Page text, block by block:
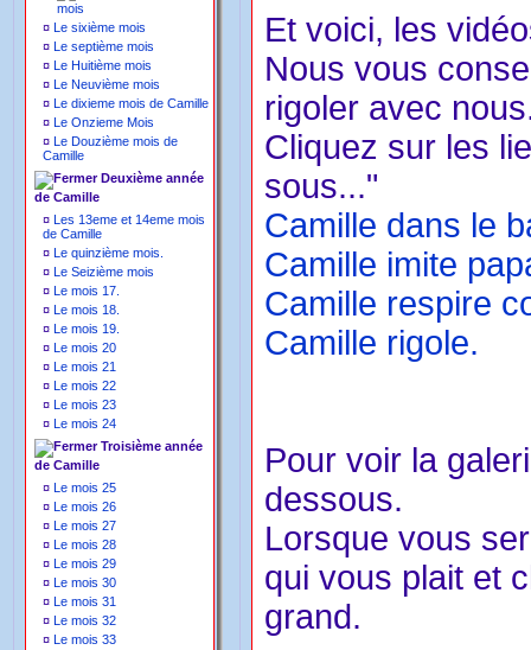
mois
¤ Le sixième mois
¤ Le septième mois
¤ Le Huitième mois
¤ Le Neuvième mois
¤ Le dixieme mois de Camille
¤ Le Onzieme Mois
¤ Le Douzième mois de
Camille
Deuxième année
de Camille
¤ Les 13eme et 14eme mois
de Camille
¤ Le quinzième mois.
¤ Le Seizième mois
¤ Le mois 17.
¤ Le mois 18.
¤ Le mois 19.
¤ Le mois 20
¤ Le mois 21
¤ Le mois 22
¤ Le mois 23
¤ Le mois 24
Troisième année
de Camille
¤ Le mois 25
¤ Le mois 26
¤ Le mois 27
¤ Le mois 28
¤ Le mois 29
¤ Le mois 30
¤ Le mois 31
¤ Le mois 32
¤ Le mois 33
Et voici, les
Nous vous
rigoler avec
Cliquez sur les
sous..."
Camille dans le
Camille imite
Camille respire
Camille rigole.
Pour voir la
dessous.
Lorsque vous
qui vous plait et
grand.